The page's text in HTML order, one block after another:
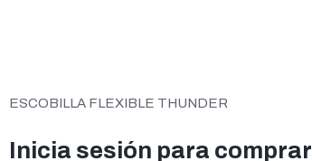
ESCOBILLA FLEXIBLE THUNDER
Inicia sesión para comprar